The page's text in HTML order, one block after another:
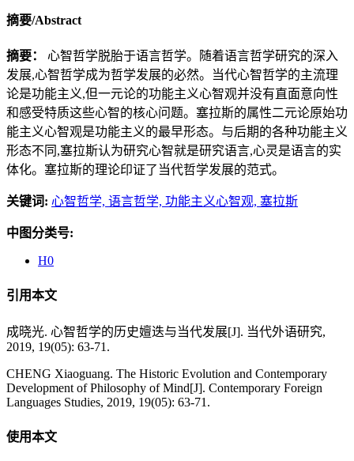
摘要/Abstract
摘要： 心智哲学脱胎于语言哲学。随着语言哲学研究的深入
发展,心智哲学成为哲学发展的必然。当代心智哲学的主流理
论是功能主义,但一元论的功能主义心智观并没有直面意向性
和感受特质这些心智的核心问题。塞拉斯的属性二元论原始功
能主义心智观是功能主义的最早形态。与后期的各种功能主义
形态不同,塞拉斯认为研究心智就是研究语言,心灵是语言的实
体化。塞拉斯的理论印证了当代哲学发展的范式。
关键词: 心智哲学, 语言哲学, 功能主义心智观, 塞拉斯
中图分类号:
H0
引用本文
成晓光. 心智哲学的历史嬗迭与当代发展[J]. 当代外语研究,
2019, 19(05): 63-71.
CHENG Xiaoguang. The Historic Evolution and Contemporary
Development of Philosophy of Mind[J]. Contemporary Foreign
Languages Studies, 2019, 19(05): 63-71.
使用本文